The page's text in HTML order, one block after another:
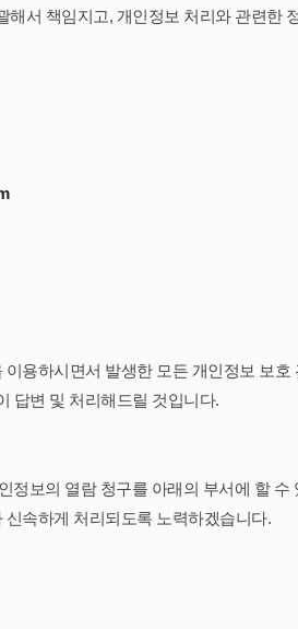
해서 책임지고, 개인정보 처리와 관련
이용하시면서 발생한 모든 개인정보 보
답변 및 처리해드릴 것입니다.
정보의 열람 청구를 아래의 부서에 할 수
속하게 처리되도록 노력하겠습니다.